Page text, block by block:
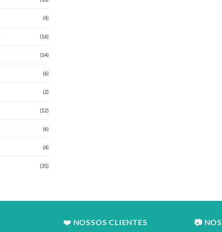
(4)
(16)
(14)
(6)
(2)
(12)
(6)
(4)
(35)
❤️ NOSSOS CLIENTES 📷